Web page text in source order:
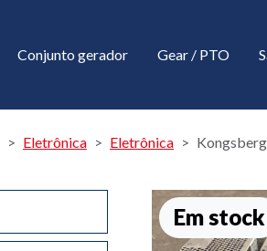
Conjunto gerador Gear / PTO
Eletrônica Eletrônica
Em stock